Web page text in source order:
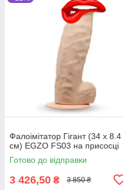
Фалоімітатор Гігант (34 х 8.4
см) EGZO FS03 на присосці
Готово до відправки
3 426,50 ₴ 3 850 ₴